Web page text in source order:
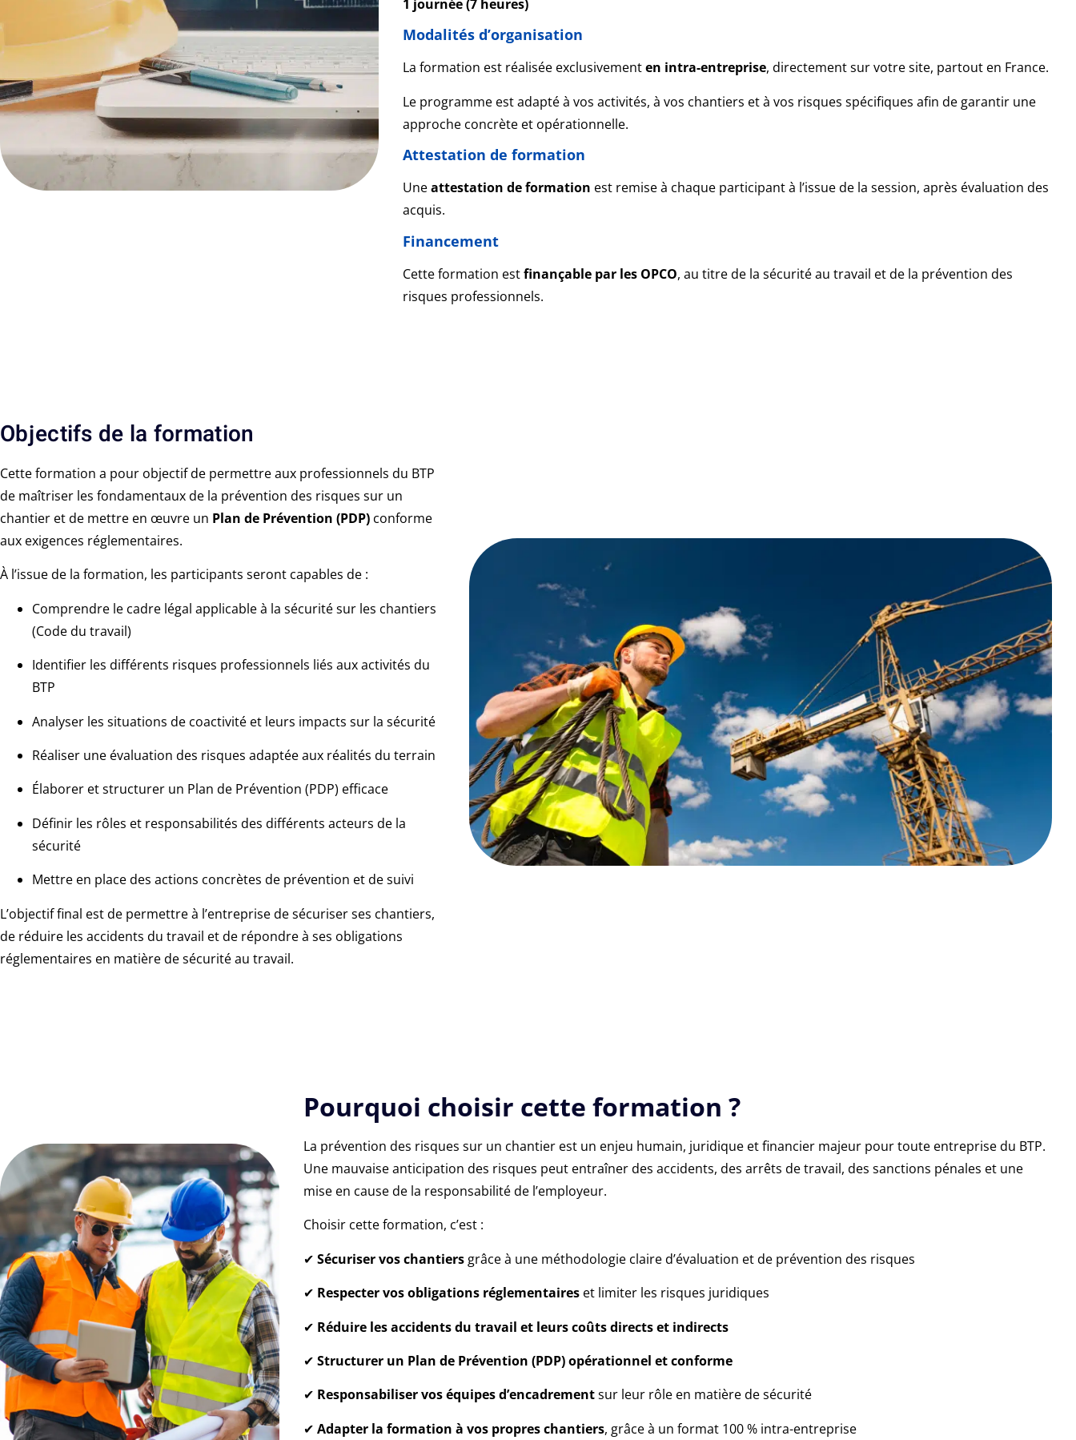
1 journée (7 heures)
Modalités d’organisation
La formation est réalisée exclusivementen intra-entreprise, directement sur votre site, partout en France.
Le programme est adapté à vos activités, à vos chantiers et à vos risques spécifiques afin de garantir une
approche concrète et opérationnelle.
Attestation de formation
Uneattestation de formation est remise à chaque participant à l’issue de la session, après évaluation des
acquis.
Financement
Cette formation estfinançable par les OPCO, au titre de la sécurité au travail et de la prévention des
risques professionnels.
Objectifs de la formation
Cette formation a pour objectif de permettre aux professionnels du BTP
de maîtriser les fondamentaux de la prévention des risques sur un
chantier et de mettre en œuvre un Plan de Prévention (PDP) conforme
aux exigences réglementaires.
À l’issue de la formation, les participants seront capables de :
Comprendre le cadre légal applicable à la sécurité sur les chantiers
(Code du travail)
Identifier les différents risques professionnels liés aux activités du
BTP
Analyser les situations de coactivité et leurs impacts sur la sécurité
Réaliser une évaluation des risques adaptée aux réalités du terrain
Élaborer et structurer un Plan de Prévention (PDP) efficace
Définir les rôles et responsabilités des différents acteurs de la
sécurité
Mettre en place des actions concrètes de prévention et de suivi
L’objectif final est de permettre à l’entreprise de sécuriser ses chantiers,
de réduire les accidents du travail et de répondre à ses obligations
réglementaires en matière de sécurité au travail.
Pourquoi choisir cette formation ?
La prévention des risques sur un chantier est un enjeu humain, juridique et financier majeur pour toute entreprise du BTP.
Une mauvaise anticipation des risques peut entraîner des accidents, des arrêts de travail, des sanctions pénales et une
mise en cause de la responsabilité de l’employeur.
Choisir cette formation, c’est :
✔Sécuriser vos chantiers grâce à une méthodologie claire d’évaluation et de prévention des risques
✔ Respecter vos obligations réglementaires et limiter les risques juridiques
✔ Réduire les accidents du travail et leurs coûts directs et indirects
✔Structurer un Plan de Prévention (PDP) opérationnel et conforme
✔ Responsabiliser vos équipes d’encadrementsur leur rôle en matière de sécurité
✔Adapter la formation à vos propres chantiers, grâce à un format 100 % intra-entreprise